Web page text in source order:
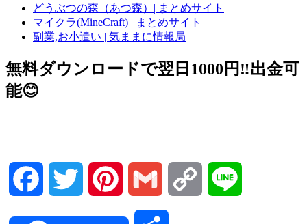
どうぶつの森（あつ森）| まとめサイト
マイクラ(MineCraft) | まとめサイト
副業,お小遣い | 気ままに情報局
無料ダウンロードで翌日1000円‼️出金可
能😊
Facebook Twitter Pinterest Gmail Copy